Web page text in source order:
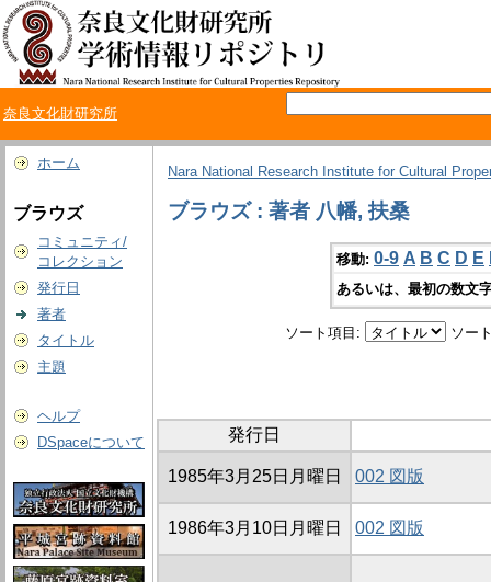
奈良文化財研究所
ホーム
ブラウズ
コミュニティ/
コレクション
発行日
著者
タイトル
主題
ヘルプ
DSpaceについて
Nara National Research Institute for Cultural
ブラウズ : 著者 八幡, 扶桑
移動: 0-9 A B C D E
あるいは、最初の数文
ソート項目: ソー
発行日
1985年3月25日月曜日 002 図版
1986年3月10日月曜日 002 図版